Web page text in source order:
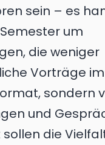
sein – es
um
die weniger
Vorträge im
sondern
und
die